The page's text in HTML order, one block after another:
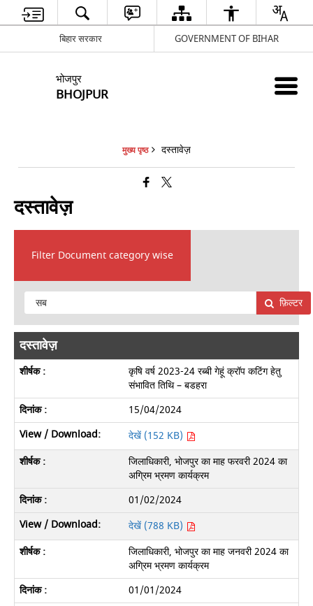
बिहार सरकार GOVERNMENT OF BIHAR
भोजपुर
BHOJPUR
मुख्य पृष्ठ दस्तावेज़
दस्तावेज़
Filter Document category wise
फ़िल्टर
दस्तावेज़
कृषि वर्ष 2023-24 रब्बी गेहूं क्रॉप कटिंग हेतु
संभावित तिथि – बडहरा
15/04/2024
देखें (152 KB)
जिलाधिकारी, भोजपुर का माह फरवरी 2024 का
अग्रिम भ्रमण कार्यक्रम
01/02/2024
देखें (788 KB)
जिलाधिकारी, भोजपुर का माह जनवरी 2024 का
अग्रिम भ्रमण कार्यक्रम
01/01/2024